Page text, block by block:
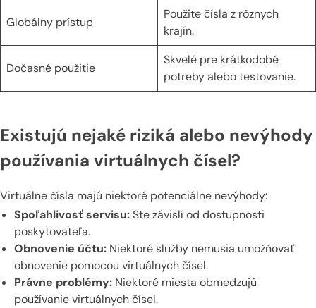
Globálny prístup
Použite čísla z rôznych
krajín.
Dočasné použitie
Skvelé pre krátkodobé
potreby alebo testovanie.
Existujú nejaké riziká alebo nevýhody
používania virtuálnych čísel?
Virtuálne čísla majú niektoré potenciálne nevýhody:
Spoľahlivosť servisu:Ste závislí od dostupnosti
poskytovateľa.
Obnovenie účtu: Niektoré služby nemusia umožňovať
obnovenie pomocou virtuálnych čísel.
Právne problémy: Niektoré miesta obmedzujú
používanie virtuálnych čísel.